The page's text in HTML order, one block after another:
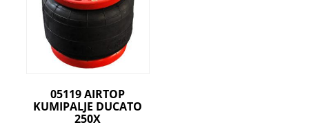
05119 AIRTOP
KUMIPALJE DUCATO
250X